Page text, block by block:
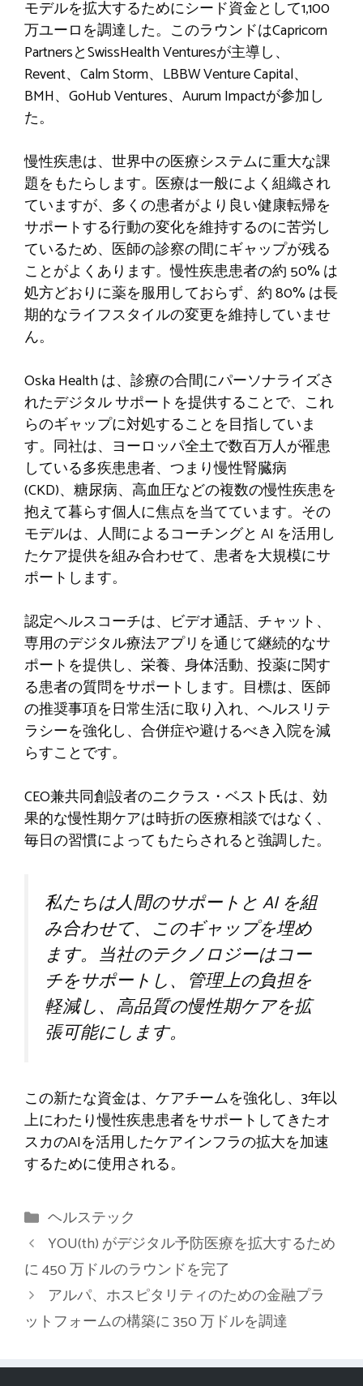
モデルを拡大するためにシード資金として1,100
万ユーロを調達した。このラウンドはCapricorn
PartnersとSwissHealth Venturesが主導し、
Revent、Calm Storm、LBBW Venture Capital、
BMH、GoHub Ventures、Aurum Impactが参加し
た。
慢性疾患は、世界中の医療システムに重大な課
題をもたらします。医療は一般によく組織され
ていますが、多くの患者がより良い健康転帰を
サポートする行動の変化を維持するのに苦労し
ているため、医師の診察の間にギャップが残る
ことがよくあります。慢性疾患患者の約 50% は
処方どおりに薬を服用しておらず、約 80% は長
期的なライフスタイルの変更を維持していませ
ん。
Oska Health は、診療の合間にパーソナライズさ
れたデジタル サポートを提供することで、これ
らのギャップに対処することを目指していま
す。同社は、ヨーロッパ全土で数百万人が罹患
している多疾患患者、つまり慢性腎臓病
(CKD)、糖尿病、高血圧などの複数の慢性疾患を
抱えて暮らす個人に焦点を当てています。その
モデルは、人間によるコーチングと AI を活用し
たケア提供を組み合わせて、患者を大規模にサ
ポートします。
認定ヘルスコーチは、ビデオ通話、チャット、
専用のデジタル療法アプリを通じて継続的なサ
ポートを提供し、栄養、身体活動、投薬に関す
る患者の質問をサポートします。目標は、医師
の推奨事項を日常生活に取り入れ、ヘルスリテ
ラシーを強化し、合併症や避けるべき入院を減
らすことです。
CEO兼共同創設者のニクラス・ベスト氏は、効
果的な慢性期ケアは時折の医療相談ではなく、
毎日の習慣によってもたらされると強調した。
私たちは人間のサポートと AI を組
み合わせて、このギャップを埋め
ます。当社のテクノロジーはコー
チをサポートし、管理上の負担を
軽減し、高品質の慢性期ケアを拡
張可能にします。
この新たな資金は、ケアチームを強化し、3年以
上にわたり慢性疾患患者をサポートしてきたオ
スカのAIを活用したケアインフラの拡大を加速
するために使用される。
カ
テ
ゴ
リ
ー
ヘルステック
YOU(th) がデジタル予防医療を拡大するため
に 450 万ドルのラウンドを完了
アルパ、ホスピタリティのための金融プラ
ットフォームの構築に 350 万ドルを調達